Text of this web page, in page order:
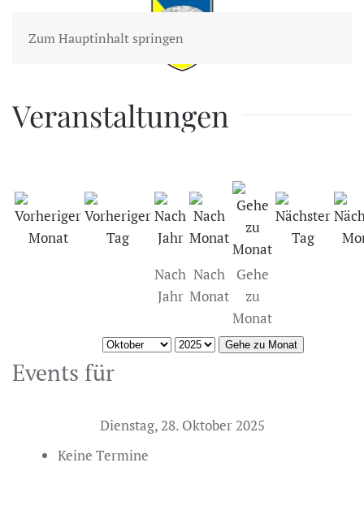
Zum Hauptinhalt springen
Veranstaltungen
Nach
Jahr
Nach
Monat
Gehe
zu
Monat
Gehe zu Monat
Events für
Dienstag, 28. Oktober 2025
Keine Termine